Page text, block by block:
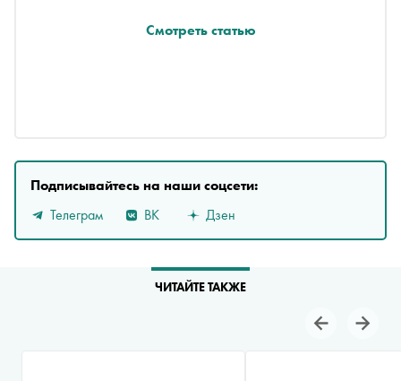
Смотреть статью
Подписывайтесь на наши соцсети:
Телеграм
ВК Дзен
ЧИТАЙТЕ ТАКЖЕ